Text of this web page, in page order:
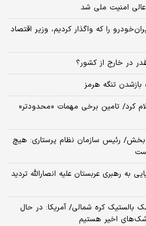
امنیت ملی شد
را که واگذار کردیم، وزیر اقتصاد
در خارج از کشور؟
تنگه هرمز
کرد/ تامین برخی مهمات «محدودتر»
بخش/ رئیس سازمان نظام پرستاری: هیچ
به رهبری عربستان علیه انصارالله تردید
بالستیک کره شمالی/ آمریکا: در حال
اخیر هستیم